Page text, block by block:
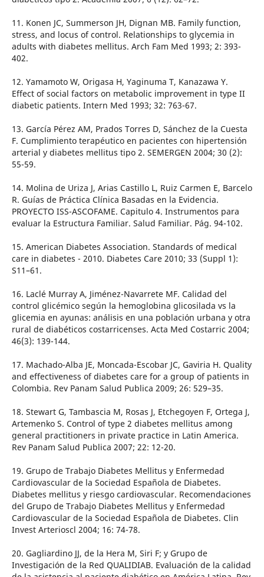
11. Konen JC, Summerson JH, Dignan MB. Family function,
stress, and locus of control. Relationships to glycemia in
adults with diabetes mellitus. Arch Fam Med 1993; 2: 393-
402.
12. Yamamoto W, Origasa H, Yaginuma T, Kanazawa Y.
Effect of social factors on metabolic improvement in type II
diabetic patients. Intern Med 1993; 32: 763-67.
13. García Pérez AM, Prados Torres D, Sánchez de la Cuesta
F. Cumplimiento terapéutico en pacientes con hipertensión
arterial y diabetes mellitus tipo 2. SEMERGEN 2004; 30 (2):
55-59.
14. Molina de Uriza J, Arias Castillo L, Ruiz Carmen E, Barcelo
R. Guías de Práctica Clínica Basadas en la Evidencia.
PROYECTO ISS-ASCOFAME. Capitulo 4. Instrumentos para
evaluar la Estructura Familiar. Salud Familiar. Pág. 94-102.
15. American Diabetes Association. Standards of medical
care in diabetes - 2010. Diabetes Care 2010; 33 (Suppl 1):
S11–61.
16. Laclé Murray A, Jiménez-Navarrete MF. Calidad del
control glicémico según la hemoglobina glicosilada vs la
glicemia en ayunas: análisis en una población urbana y otra
rural de diabéticos costarricenses. Acta Med Costarric 2004;
46(3): 139-144.
17. Machado-Alba JE, Moncada-Escobar JC, Gaviria H. Quality
and effectiveness of diabetes care for a group of patients in
Colombia. Rev Panam Salud Publica 2009; 26: 529–35.
18. Stewart G, Tambascia M, Rosas J, Etchegoyen F, Ortega J,
Artemenko S. Control of type 2 diabetes mellitus among
general practitioners in private practice in Latin America.
Rev Panam Salud Publica 2007; 22: 12-20.
19. Grupo de Trabajo Diabetes Mellitus y Enfermedad
Cardiovascular de la Sociedad Española de Diabetes.
Diabetes mellitus y riesgo cardiovascular. Recomendaciones
del Grupo de Trabajo Diabetes Mellitus y Enfermedad
Cardiovascular de la Sociedad Española de Diabetes. Clin
Invest Arterioscl 2004; 16: 74-78.
20. Gagliardino JJ, de la Hera M, Siri F; y Grupo de
Investigación de la Red QUALIDIAB. Evaluación de la calidad